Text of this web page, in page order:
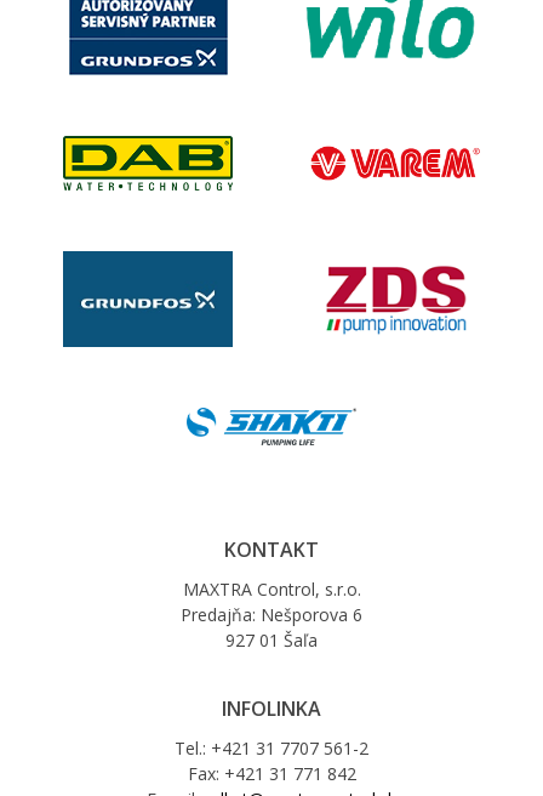
KONTAKT
MAXTRA Control, s.r.o.
Predajňa: Nešporova 6
927 01 Šaľa
INFOLINKA
Tel.: +421 31 7707 561-2
Fax: +421 31 771 842